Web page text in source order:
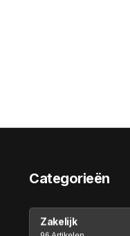
Categorieën
Zakelijk